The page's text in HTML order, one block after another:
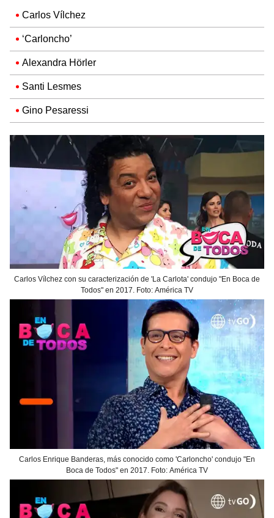
Carlos Vílchez
‘Carloncho’
Alexandra Hörler
Santi Lesmes
Gino Pesaressi
Carlos Vílchez con su caracterización de 'La Carlota' condujo "En Boca de
Todos" en 2017. Foto: América TV
Carlos Enrique Banderas, más conocido como 'Carloncho' condujo "En
Boca de Todos" en 2017. Foto: América TV